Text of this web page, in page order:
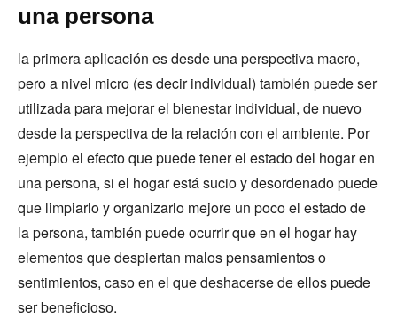
una persona
la primera aplicación es desde una perspectiva macro,
pero a nivel micro (es decir individual) también puede ser
utilizada para mejorar el bienestar individual, de nuevo
desde la perspectiva de la relación con el ambiente. Por
ejemplo el efecto que puede tener el estado del hogar en
una persona, si el hogar está sucio y desordenado puede
que limpiarlo y organizarlo mejore un poco el estado de
la persona, también puede ocurrir que en el hogar hay
elementos que despiertan malos pensamientos o
sentimientos, caso en el que deshacerse de ellos puede
ser beneficioso.